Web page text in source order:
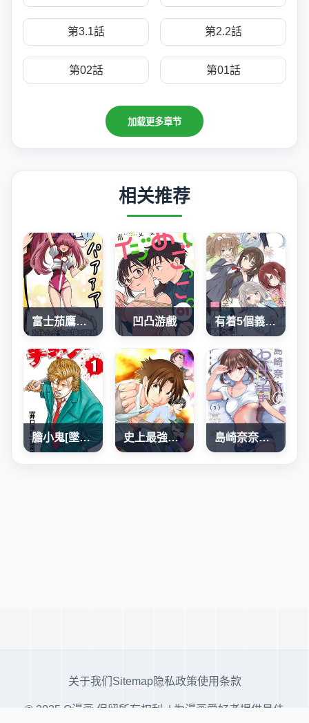
第3.1話 第2.2話
第02話 第01話
加载更多章节
相关推荐
富士茄鷹老師的推特短篇 凹凸游戲 有着5個義妹的我
膽小鬼[墜落]前夜之故事 史上最強弟子兼一2 達人篇 島崎奈奈@工作募集中
关于我们 Sitemap隐私政策使用条款
© 2025 Q漫画 保留所有权利. | 为漫画爱好者提供最佳